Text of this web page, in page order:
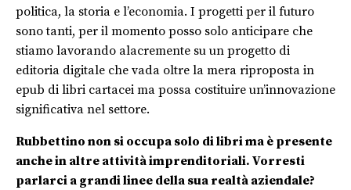
politica, la storia e l’economia. I progetti per il futuro
sono tanti, per il momento posso solo anticipare che
stiamo lavorando alacremente su un progetto di
editoria digitale che vada oltre la mera riproposta in
epub di libri cartacei ma possa costituire un’innovazione
significativa nel settore.
Rubbettino non si occupa solo di libri ma è presente
anche in altre attività imprenditoriali. Vorresti
parlarci a grandi linee della sua realtà aziendale?